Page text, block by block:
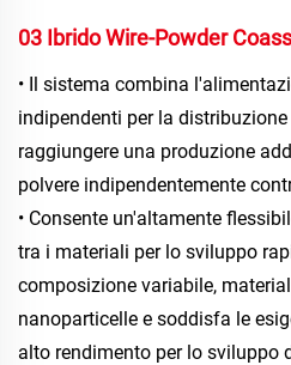
03 Ibrido Wire-Powder
• Il sistema combina
indipendenti per la distribuzione
raggiungere una produzione
polvere indipendentemente
• Consente un'altamente
tra i materiali per lo sviluppo
composizione variabile,
nanoparticelle e soddisfa le
alto rendimento per lo sviluppo